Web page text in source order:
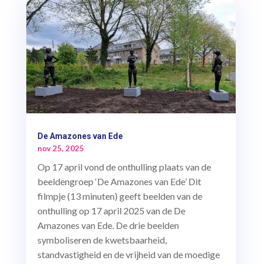
De Amazones van Ede
nov 25, 2025
Op 17 april vond de onthulling plaats van de
beeldengroep ‘De Amazones van Ede’ Dit
filmpje (13 minuten) geeft beelden van de
onthulling op 17 april 2025 van de De
Amazones van Ede. De drie beelden
symboliseren de kwetsbaarheid,
standvastigheid en de vrijheid van de moedige